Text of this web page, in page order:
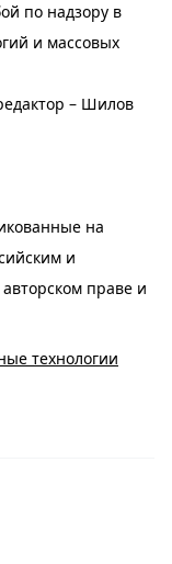
по надзору в
и массовых
– Шилов
на
и
праве и
технологии